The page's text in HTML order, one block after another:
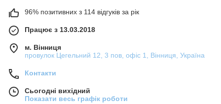
96% позитивних з 114 відгуків за рік
Працює з 13.03.2018
м. Вінниця
провулок Цегельний 12, 3 пов, офіс 1, Вінниця, Україна
Контакти
Сьогодні вихідний
Показати весь графік роботи